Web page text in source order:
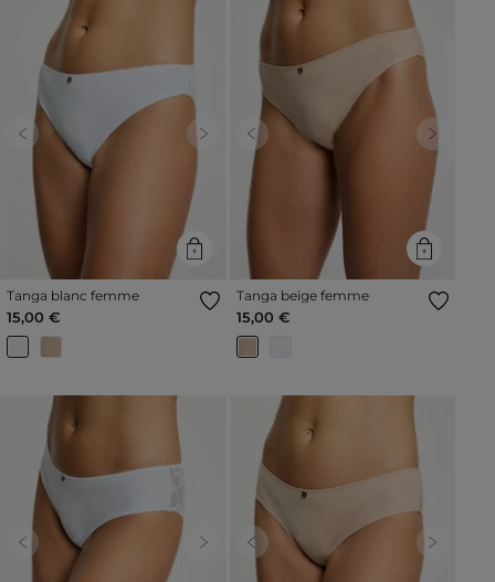
Previous Next
Tanga blanc femme
15,00 €
Previous Next
Tanga beige femme
15,00 €
Previous Next Previous Next